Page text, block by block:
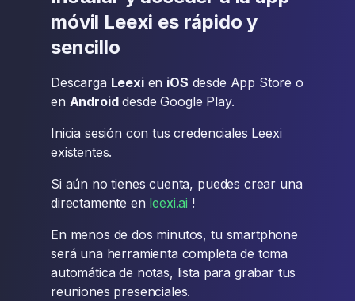
móvil Leexi es rápido y
sencillo
Descarga Leexien iOS desde App Store o
en Androiddesde Google Play.
Inicia sesión con tus credenciales Leexi
existentes.
Si aún no tienes cuenta, puedes crear una
directamente en leexi.ai !
En menos de dos minutos, tu smartphone
será una herramienta completa de toma
automática de notas, lista para grabar tus
reuniones presenciales.